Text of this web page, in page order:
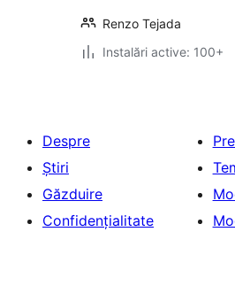
Renzo Tejada
Instalări active: 100+
Despre
Știri
Găzduire
Confidențialitate